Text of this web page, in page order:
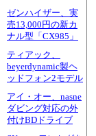
ゼンハイザー、実
売13,000円の新カ
ナル型「CX985」
ティアック、
beyerdynamic製ヘ
ッドフォン2モデル
アイ・オー、nasne
ダビング対応の外
付けBDドライブ